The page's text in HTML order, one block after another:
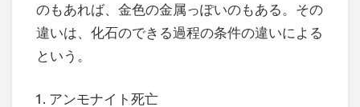
のもあれば、金色の金属っぽいのもある。その
違いは、化石のできる過程の条件の違いによる
という。
アンモナイト死亡